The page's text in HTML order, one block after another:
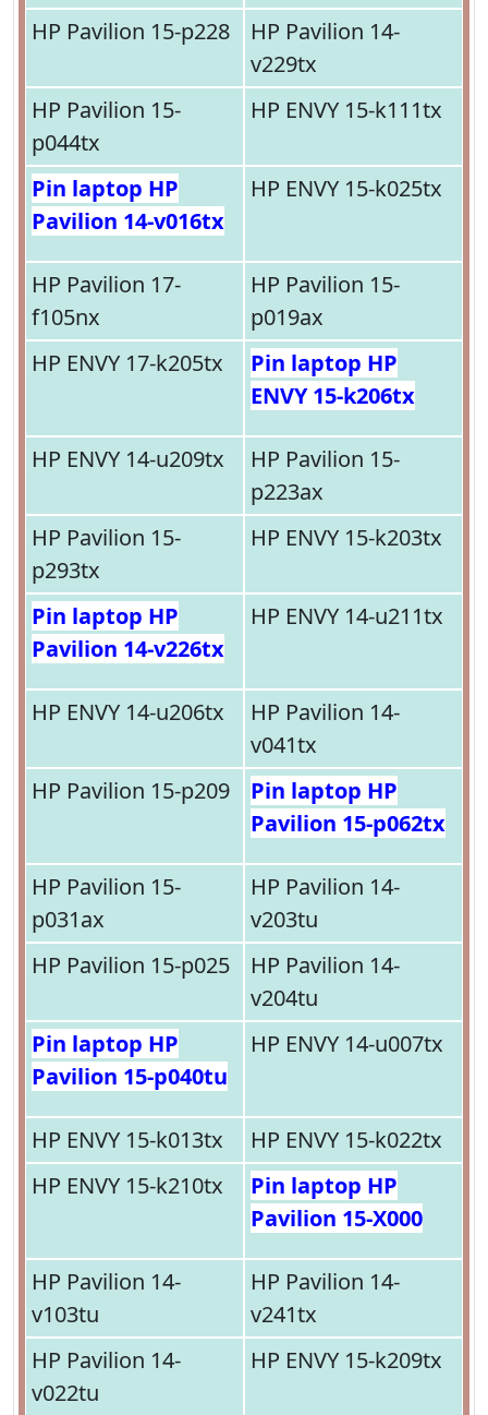
HP Pavilion 15-p228
HP Pavilion 14-
v229tx
HP Pavilion 15-
p044tx
HP ENVY 15-k111tx
Pin laptop HP
Pavilion 14-v016tx
HP ENVY 15-k025tx
HP Pavilion 17-
f105nx
HP Pavilion 15-
p019ax
HP ENVY 17-k205tx
Pin laptop HP
ENVY 15-k206tx
HP ENVY 14-u209tx
HP Pavilion 15-
p223ax
HP Pavilion 15-
p293tx
HP ENVY 15-k203tx
Pin laptop HP
Pavilion 14-v226tx
HP ENVY 14-u211tx
HP ENVY 14-u206tx
HP Pavilion 14-
v041tx
HP Pavilion 15-p209
Pin laptop HP
Pavilion 15-p062tx
HP Pavilion 15-
p031ax
HP Pavilion 14-
v203tu
HP Pavilion 15-p025
HP Pavilion 14-
v204tu
Pin laptop HP
Pavilion 15-p040tu
HP ENVY 14-u007tx
HP ENVY 15-k013tx
HP ENVY 15-k022tx
HP ENVY 15-k210tx
Pin laptop HP
Pavilion 15-X000
HP Pavilion 14-
v103tu
HP Pavilion 14-
v241tx
HP Pavilion 14-
v022tu
HP ENVY 15-k209tx